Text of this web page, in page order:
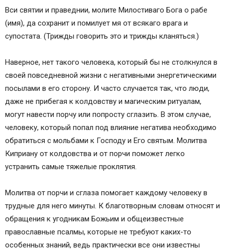
Вси святии и праведнии, молите Милостиваго Бога о рабе
(имя), да сохранит и помилует мя от всякаго врага и
супостата. (Трижды говорить это и трижды кланяться.)
Наверное, нет такого человека, который бы не столкнулся в
своей повседневной жизни с негативными энергетическими
посылами в его сторону. И часто случается так, что люди,
даже не прибегая к колдовству и магическим ритуалам,
могут навести порчу или попросту сглазить. В этом случае,
человеку, который попал под влияние негатива необходимо
обратиться с мольбами к Господу и Его святым. Молитва
Киприану от колдовства и от порчи поможет легко
устранить самые тяжелые проклятия.
Молитва от порчи и сглаза помогает каждому человеку в
трудные для него минуты. К благотворным словам относят и
обращения к угодникам Божьим и общеизвестные
православные псалмы, которые не требуют каких-то
особенных знаний, ведь практически все они известны